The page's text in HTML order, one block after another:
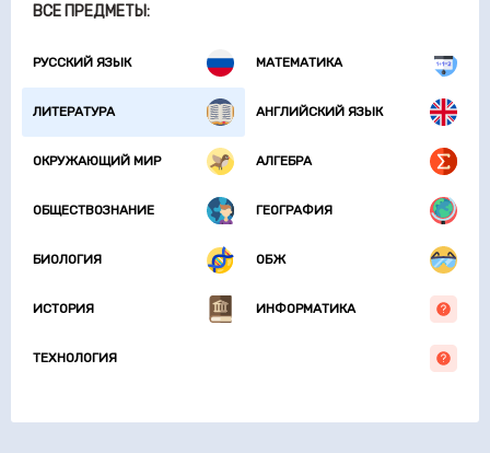
ВСЕ ПРЕДМЕТЫ:
РУССКИЙ ЯЗЫК МАТЕМАТИКА
ЛИТЕРАТУРА АНГЛИЙСКИЙ ЯЗЫК
ОКРУЖАЮЩИЙ МИР АЛГЕБРА
ОБЩЕСТВОЗНАНИЕ ГЕОГРАФИЯ
БИОЛОГИЯ ОБЖ
ИСТОРИЯ ИНФОРМАТИКА
ТЕХНОЛОГИЯ